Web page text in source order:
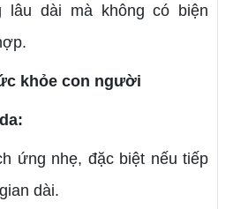
lâu dài mà không có biện
khỏe con người
ứng nhẹ, đặc biệt nếu tiếp
dài.